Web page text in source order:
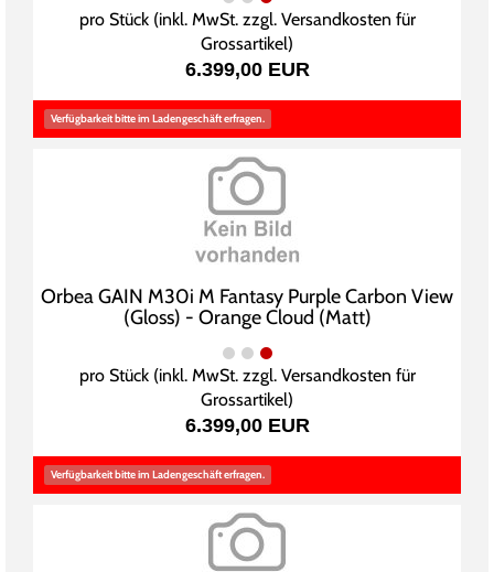
pro Stück (inkl. MwSt. zzgl. Versandkosten für
Grossartikel)
6.399,00 EUR
Verfügbarkeit bitte im Ladengeschäft erfragen.
Orbea GAIN M30i M Fantasy Purple Carbon View
(Gloss) - Orange Cloud (Matt)
pro Stück (inkl. MwSt. zzgl. Versandkosten für
Grossartikel)
6.399,00 EUR
Verfügbarkeit bitte im Ladengeschäft erfragen.